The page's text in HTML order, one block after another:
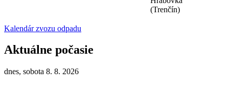
(Trenčín)
Kalendár zvozu odpadu
Aktuálne počasie
dnes, sobota 8. 8. 2026